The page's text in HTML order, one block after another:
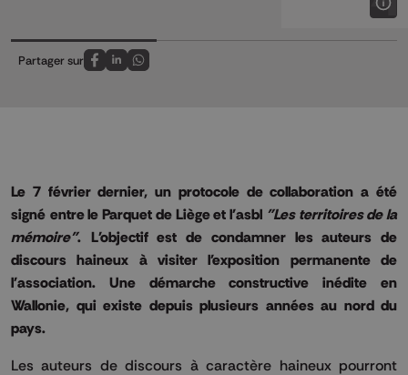
Partager sur
Partagez sur FaceBook
Partagez sur LinkedIn
Partagez sur Whatsapp
Le 7 février dernier, un protocole de collaboration a été
signé entre le Parquet de Liège et l'asbl "Les territoires de la
mémoire". L'objectif est de condamner les auteurs de
discours haineux à visiter l'exposition permanente de
l'association. Une démarche constructive inédite en
Wallonie, qui existe depuis plusieurs années au nord du
pays.
Les auteurs de discours à caractère haineux pourront